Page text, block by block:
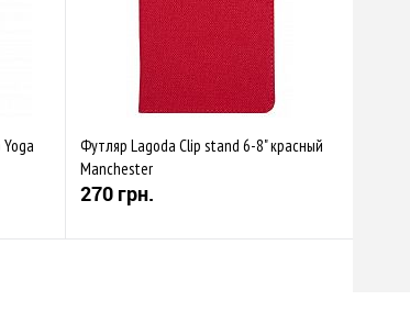
Футляр Lagoda Clip stand 6-8" красный
Manchester
270 грн.